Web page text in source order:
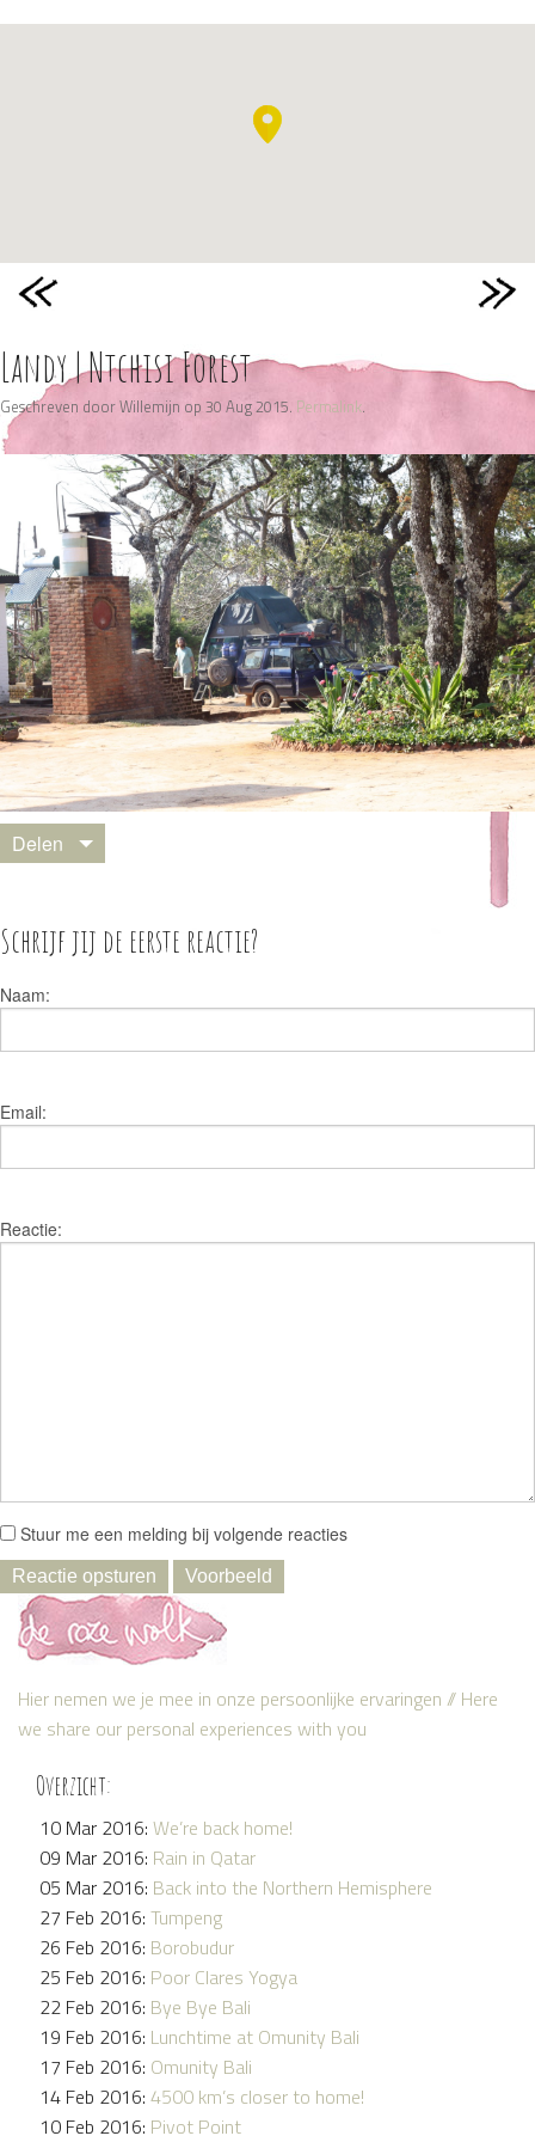
Landy | Ntchisi Forest
Geschreven door Willemijn op 30 Aug 2015. Permalink.
Delen
Schrijf jij de eerste reactie?
Naam:
Email:
Reactie:
Stuur me een melding bij volgende reacties
Hier nemen we je mee in onze persoonlijke ervaringen // Here
we share our personal experiences with you
Overzicht:
10 Mar 2016: We’re back home!
09 Mar 2016: Rain in Qatar
05 Mar 2016: Back into the Northern Hemisphere
27 Feb 2016: Tumpeng
26 Feb 2016: Borobudur
25 Feb 2016: Poor Clares Yogya
22 Feb 2016: Bye Bye Bali
19 Feb 2016: Lunchtime at Omunity Bali
17 Feb 2016: Omunity Bali
14 Feb 2016: 4500 km’s closer to home!
10 Feb 2016: Pivot Point